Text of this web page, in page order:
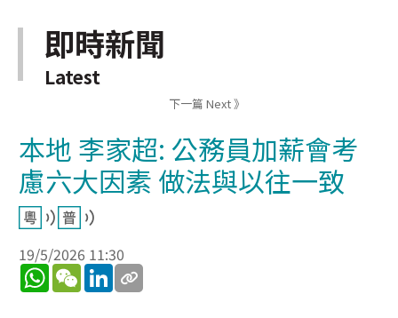
即時新聞
Latest
下一篇 Next 》
本地 李家超: 公務員加薪會考
慮六大因素 做法與以往一致
19/5/2026 11:30
WhatsApp
WeChatLinkedIn